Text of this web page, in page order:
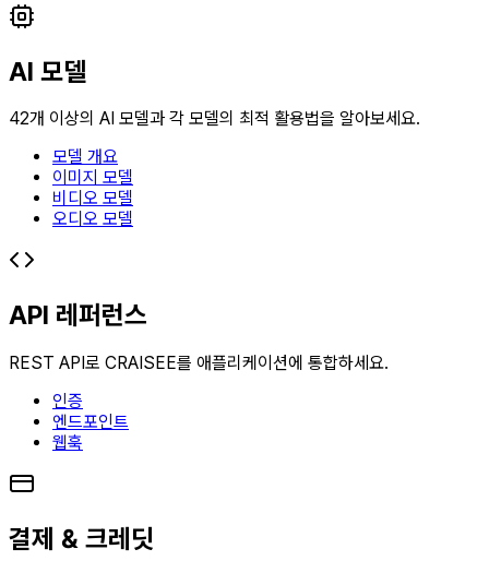
AI 모델
42개 이상의 AI 모델과 각 모델의 최적 활용법을 알아보세요.
모델 개요
이미지 모델
비디오 모델
오디오 모델
API 레퍼런스
REST API로 CRAISEE를 애플리케이션에 통합하세요.
인증
엔드포인트
웹훅
결제 & 크레딧